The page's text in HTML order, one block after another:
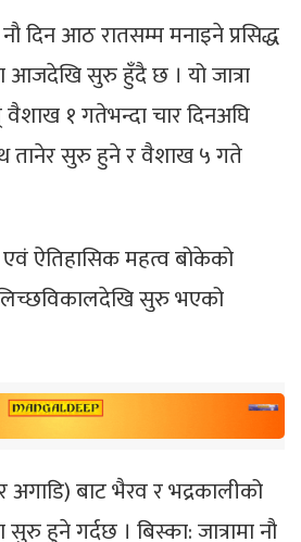
दिन आठ रातसम्म मनाइने प्रसिद्ध
आजदेखि सुरु हुँदै छ । यो जात्रा
वैशाख १ गतेभन्दा चार दिनअघि
तानेर सुरु हुने र वैशाख ५ गते
ऐतिहासिक महत्व बोकेको
लिच्छविकालदेखि सुरु भएको
अगाडि) बाट भैरव र भद्रकालीको
सुरु हुने गर्दछ । बिस्का: जात्रामा नौ